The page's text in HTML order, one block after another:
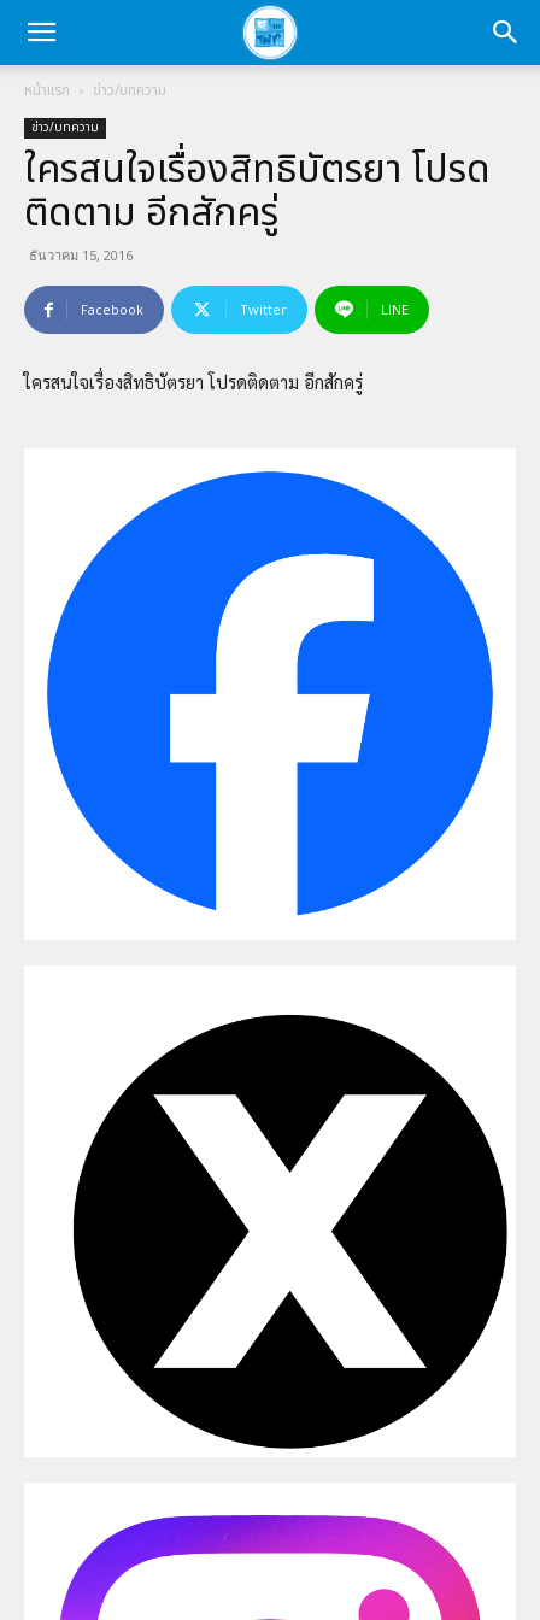
หน้าแรก ข่าว/บทความ
ข่าว/บทความ
ใครสนใจเรื่องสิทธิบัตรยา โปรด
ติดตาม อีกสักครู่
ธันวาคม 15, 2016
Facebook Twitter LINE
ใครสนใจเรื่องสิทธิบัตรยา โปรดติดตาม อีกสักครู่